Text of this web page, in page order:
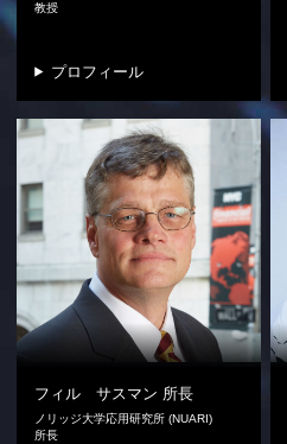
教授
プロフィール
フィル サスマン 所長
ノリッジ大学応用研究所 (NUARI)
所長